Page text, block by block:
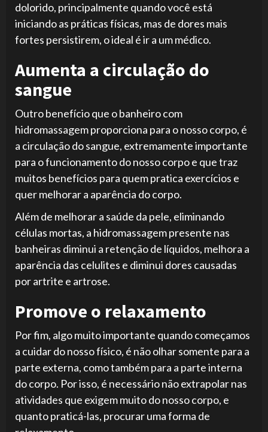
dolorido, principalmente quando você está
iniciando as práticas físicas, mas de dores mais
fortes persistirem, o ideal é ir a um médico.
Aumenta a circulação do
sangue
Outro benefício que o banheiro com
hidromassagem proporciona para o nosso corpo, é
a circulação do sangue, extremamente importante
para o funcionamento do nosso corpo e que traz
muitos benefícios para quem pratica exercícios e
quer melhorar a aparência do corpo.
Além de melhorar a saúde da pele, eliminando
células mortas, a hidromassagem presente nas
banheiras diminui a retenção de líquidos, melhora a
aparência das celulites e diminui dores causadas
por artrite e artrose.
Promove o relaxamento
Por fim, algo muito importante quando começamos
a cuidar do nosso físico, é não olhar somente para a
parte externa, como também para a parte interna
do corpo. Por isso, é necessário não extrapolar nas
atividades que exigem muito do nosso corpo, e
quanto praticá-las, procurar uma forma de